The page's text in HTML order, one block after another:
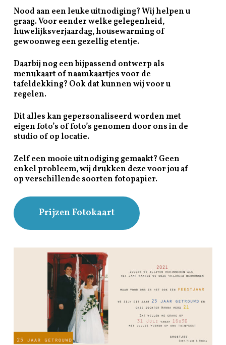
Nood aan een leuke uitnodiging? Wij helpen u
graag. Voor eender welke gelegenheid,
huwelijksverjaardag, housewarming of
gewoonweg een gezellig etentje.
Daarbij nog een bijpassend ontwerp als
menukaart of naamkaartjes voor de
tafeldekking? Ook dat kunnen wij voor u
regelen.
Dit alles kan gepersonaliseerd worden met
eigen foto’s of foto’s genomen door ons in de
studio of op locatie.
Zelf een mooie uitnodiging gemaakt? Geen
enkel probleem, wij drukken deze voor jou af
op verschillende soorten fotopapier.
Prijzen Fotokaart